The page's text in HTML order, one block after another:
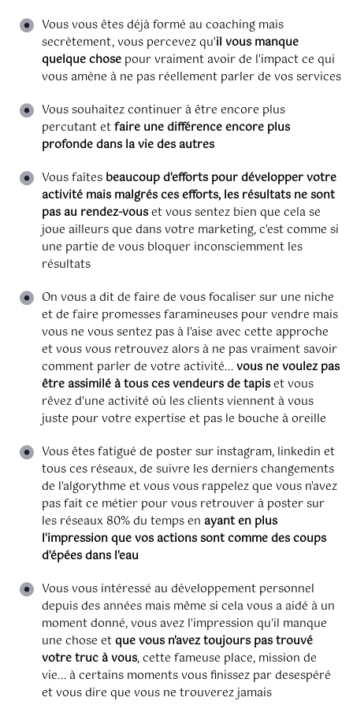
Vous vous êtes déjà formé au coaching mais
secrètement, vous percevez qu'il vous manque
quelque chose pour vraiment avoir de l'impact ce qui
vous amène à ne pas réellement parler de vos services
Vous souhaitez continuer à être encore plus
percutant etfaire une différence encore plus
profonde dans la vie des autres
Vous faîtes beaucoup d'efforts pour développer votre
activité mais malgrés ces efforts, les résultats ne sont
pas au rendez-vouset vous sentez bien que cela se
joue ailleurs que dans votre marketing, c'est comme si
une partie de vous bloquer inconsciemment les
résultats
On vous a dit de faire de vous focaliser sur une niche
et de faire promesses faramineuses pour vendre mais
vous ne vous sentez pas à l'aise avec cette approche
et vous vous retrouvez alors à ne pas vraiment savoir
comment parler de votre activité...vous ne voulez pas
être assimilé à tous ces vendeurs de tapiset vous
rêvez d'une activité où les clients viennent à vous
juste pour votre expertise et pas le bouche à oreille
Vous êtes fatigué de poster sur instagram, linkedin et
tous ces réseaux, de suivre les derniers changements
de l'algorythme et vous vous rappelez que vous n'avez
pas fait ce métier pour vous retrouver à poster sur
les réseaux 80% du temps en ayant en plus
l'impression que vos actions sont comme des coups
d'épées dans l'eau
Vous vous intéressé au développement personnel
depuis des années mais même si cela vous a aidé à un
moment donné, vous avez l'impression qu'il manque
une chose etque vous n'avez toujours pas trouvé
votre truc à vous, cette fameuse place, mission de
vie... à certains moments vous finissez par desespéré
et vous dire que vous ne trouverez jamais